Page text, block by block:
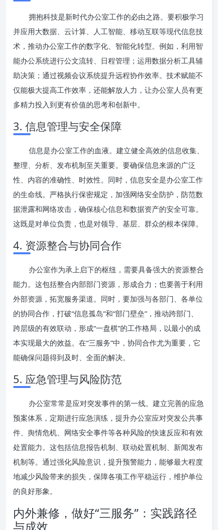
拥抱科技是新时代办公室工作的必由之路。要积极学习
并应用大数据、云计算、人工智能、移动互联等现代信息技
术，推动办公室工作的数字化、智能化转型。例如，利用智
能办公系统进行公文流转、日程管理；运用数据分析工具辅
助决策；通过视频会议系统提升远程协作效率。技术赋能不
仅能极大提高工作效率，还能解放人力，让办公室人员有更
多精力投入到更有价值的思考和创新中。
3. 信息管理与安全保障
信息是办公室工作的血液。建立健全高效的信息收集、
整理、分析、发布机制至关重要。要确保信息来源的广泛
性、内容的准确性、时效性。同时，信息安全是办公室工作
的生命线。严格执行保密规定，加强网络安全防护，防范数
据泄露和网络攻击，确保核心信息和数据资产的安全可靠。
这既是对单位负责，也是对领导、基层、群众的根本保障。
4. 资源整合与协同合作
办公室作为承上启下的枢纽，需要具备强大的资源整合
能力。这包括整合内部部门资源，形成合力；也要善于利用
外部资源，拓宽服务渠道。同时，要加强与各部门、各单位
的协同合作，打破“信息孤岛”和“部门壁垒”，推动跨部门、
跨层级的有效联动，形成“一盘棋”的工作格局，以最小的成
本实现最大的效益。在“三服务”中，协同合作尤为重要，它
能确保问题得到及时、全面的解决。
5. 应急管理与风险防范
办公室常常是应对突发事件的第一线。建立完善的应急
预案体系，定期进行应急演练，提升办公室应对突发公共事
件、舆情危机、网络安全事件等各种风险的快速反应和有效
处置能力。这包括信息报告机制、联动处置机制、新闻发布
机制等。通过强化风险意识，提升预警能力，能够最大程度
地减少风险带来的损失，保障各项工作平稳运行，维护单位
的良好形象。
内外兼修，做好“三服务”：实践路径
与成效